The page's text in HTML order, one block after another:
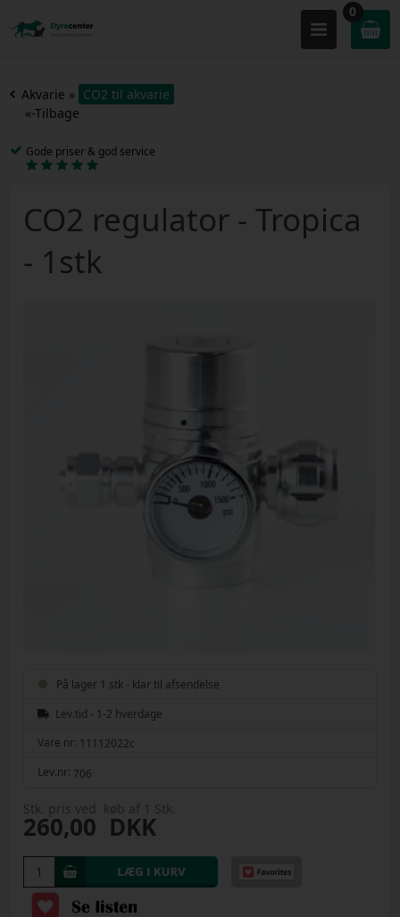
0
Akvarie » CO2 til akvarie
«-Tilbage
Gode priser & god service
CO2 regulator - Tropica
- 1stk
På lager 1 stk - klar til afsendelse
Lev.tid - 1-2 hverdage
Vare nr: 11112022c
Lev.nr: 706
Stk. pris ved køb af 1 Stk.
260,00 DKK